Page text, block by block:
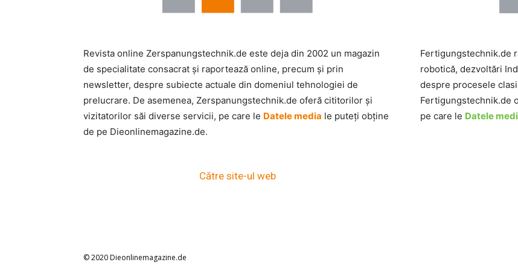
Revista online Zerspanungstechnik.de este deja din 2002 un magazin
de specialitate consacrat și raportează online, precum și prin
newsletter, despre subiecte actuale din domeniul tehnologiei de
prelucrare. De asemenea, Zerspanungstechnik.de oferă cititorilor și
vizitatorilor săi diverse servicii, pe care le Datele media le puteți obține
de pe Dieonlinemagazine.de.
Către site-ul web
Fertigungstechnik.de
robotică, dezvoltări
despre procesele
Fertigungstechnik.de
pe care le Datele
© 2020 Dieonlinemagazine.de